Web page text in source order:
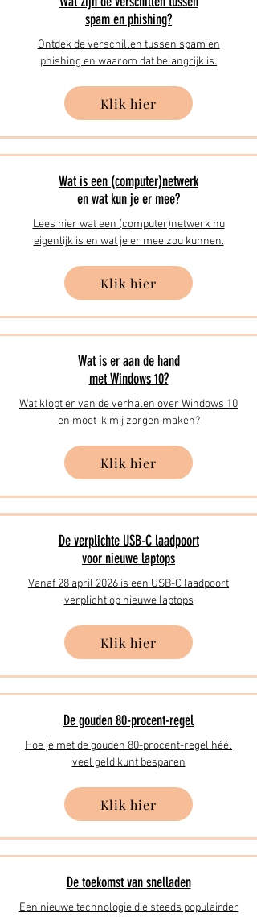
spam en phishing?
Ontdek de verschillen tussen spam en
phishing en waarom dat belangrijk is.
Klik hier
Wat is een (computer)netwerk
en wat kun je er mee?
Lees hier wat een (computer)netwerk nu
eigenlijk is en wat je er mee zou kunnen.
Klik hier
Wat is er aan de hand
met Windows 10?
Wat klopt er van de verhalen over Windows 10
en moet ik mij zorgen maken?
Klik hier
De verplichte USB-C laadpoort
voor nieuwe laptops
Vanaf 28 april 2026 is een USB-C laadpoort
verplicht op nieuwe laptops
Klik hier
De gouden 80-procent-regel
Hoe je met de gouden 80-procent-regel héél
veel geld kunt besparen
Klik hier
De toekomst van snelladen
Een nieuwe technologie die steeds populairder